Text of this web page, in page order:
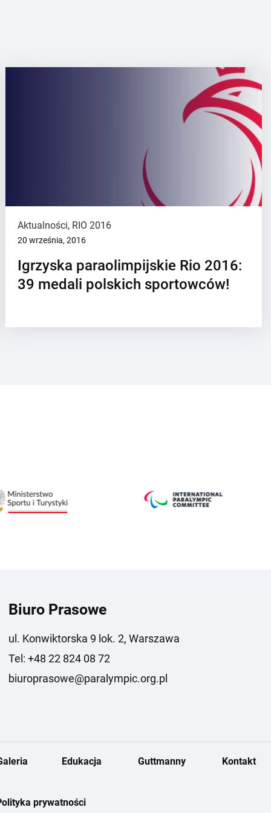
Aktualności, RIO 2016
20 września, 2016
Igrzyska paraolimpijskie Rio 2016:
39 medali polskich sportowców!
Biuro Prasowe
ul. Konwiktorska 9 lok. 2, Warszawa
Tel: +48 22 824 08 72
biuroprasowe@paralympic.org.pl
Edukacja Guttmanny Kontakt
prywatności